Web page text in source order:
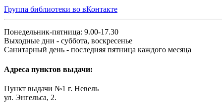
Группа библиотеки во вКонтакте
Понедельник-пятница: 9.00-17.30
Выходные дни - суббота, воскресенье
Санитарный день - последняя пятница каждого месяца
Адреса пунктов выдачи:
Пункт выдачи №1 г. Невель
ул. Энгельса, 2.